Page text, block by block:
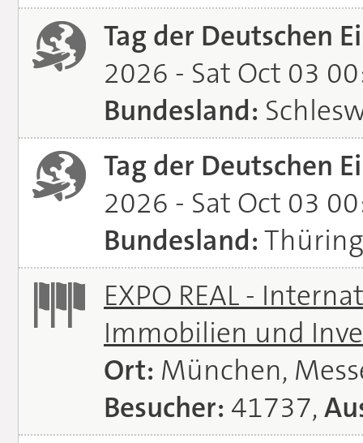
Tag der Deutschen
2026 - Sat Oct 03
Bundesland:
Tag der Deutschen
2026 - Sat Oct 03
Bundesland:
EXPO REAL -
Immobilien und
Ort: München,
Besucher: 41737,